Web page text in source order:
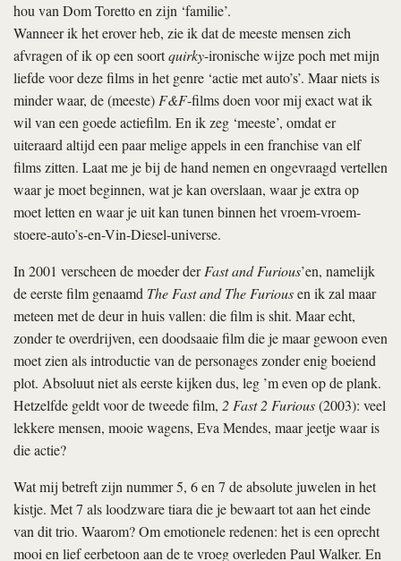
hou van Dom Toretto en zijn ‘familie’.
Wanneer ik het erover heb, zie ik dat de meeste mensen zich
afvragen of ik op een soortquirky-ironische wijze poch met mijn
liefde voor deze films in het genre ‘actie met auto’s’. Maar niets is
minder waar, de (meeste) F&F-films doen voor mij exact wat ik
wil van een goede actiefilm. En ik zeg ‘meeste’, omdat er
uiteraard altijd een paar melige appels in een franchise van elf
films zitten. Laat me je bij de hand nemen en ongevraagd vertellen
waar je moet beginnen, wat je kan overslaan, waar je extra op
moet letten en waar je uit kan tunen binnen het vroem-vroem-
stoere-auto’s-en-Vin-Diesel-universe.
In 2001 verscheen de moeder derFast and Furious’en, namelijk
de eerste film genaamd The Fast and The Furiousen ik zal maar
meteen met de deur in huis vallen: die film is shit. Maar echt,
zonder te overdrijven, een doodsaaie film die je maar gewoon even
moet zien als introductie van de personages zonder enig boeiend
plot. Absoluut niet als eerste kijken dus, leg ’m even op de plank.
Hetzelfde geldt voor de tweede film, 2 Fast 2 Furious(2003): veel
lekkere mensen, mooie wagens, Eva Mendes, maar jeetje waar is
die actie?
Wat mij betreft zijn nummer 5, 6 en 7 de absolute juwelen in het
kistje. Met 7 als loodzware tiara die je bewaart tot aan het einde
van dit trio. Waarom? Om emotionele redenen: het is een oprecht
mooi en lief eerbetoon aan de te vroeg overleden Paul Walker. En